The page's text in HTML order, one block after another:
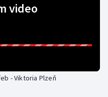
video
- Viktoria Plzeň